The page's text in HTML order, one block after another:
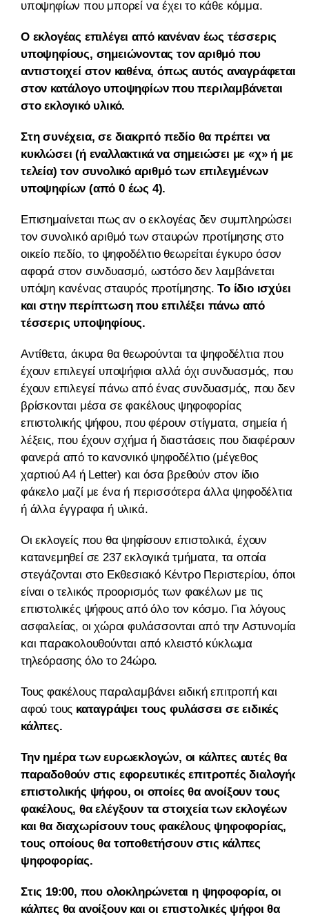
υποψηφίων που μπορεί να έχει το κάθε κόμμα.
Ο εκλογέας επιλέγει από κανέναν έως τέσσερις
υποψηφίους, σημειώνοντας τον αριθμό που
αντιστοιχεί στον καθένα, όπως αυτός αναγράφεται
στον κατάλογο υποψηφίων που περιλαμβάνεται
στο εκλογικό υλικό.
Στη συνέχεια, σε διακριτό πεδίο θα πρέπει να
κυκλώσει (ή εναλλακτικά να σημειώσει με «χ» ή με
τελεία) τον συνολικό αριθμό των επιλεγμένων
υποψηφίων (από 0 έως 4).
Επισημαίνεται πως αν ο εκλογέας δεν συμπληρώσει
τον συνολικό αριθμό των σταυρών προτίμησης στο
οικείο πεδίο, το ψηφοδέλτιο θεωρείται έγκυρο όσον
αφορά στον συνδυασμό, ωστόσο δεν λαμβάνεται
υπόψη κανένας σταυρός προτίμησης. Το ίδιο ισχύει
και στην περίπτωση που επιλέξει πάνω από
τέσσερις υποψηφίους.
Αντίθετα, άκυρα θα θεωρούνται τα ψηφοδέλτια που
έχουν επιλεγεί υποψήφιοι αλλά όχι συνδυασμός, που
έχουν επιλεγεί πάνω από ένας συνδυασμός, που δεν
βρίσκονται μέσα σε φακέλους ψηφοφορίας
επιστολικής ψήφου, που φέρουν στίγματα, σημεία ή
λέξεις, που έχουν σχήμα ή διαστάσεις που διαφέρουν
φανερά από το κανονικό ψηφοδέλτιο (μέγεθος
χαρτιού Α4 ή Letter) και όσα βρεθούν στον ίδιο
φάκελο μαζί με ένα ή περισσότερα άλλα ψηφοδέλτια
ή άλλα έγγραφα ή υλικά.
Οι εκλογείς που θα ψηφίσουν επιστολικά, έχουν
κατανεμηθεί σε 237 εκλογικά τμήματα, τα οποία
στεγάζονται στο Εκθεσιακό Κέντρο Περιστερίου, όπου
είναι ο τελικός προορισμός των φακέλων με τις
επιστολικές ψήφους από όλο τον κόσμο. Για λόγους
ασφαλείας, οι χώροι φυλάσσονται από την Αστυνομία
και παρακολουθούνται από κλειστό κύκλωμα
τηλεόρασης όλο το 24ώρο.
Τους φακέλους παραλαμβάνει ειδική επιτροπή και
αφού τους καταγράψει τους φυλάσσει σε ειδικές
κάλπες.
Την ημέρα των ευρωεκλογών, οι κάλπες αυτές θα
παραδοθούν στις εφορευτικές επιτροπές διαλογής
επιστολικής ψήφου, οι οποίες θα ανοίξουν τους
φακέλους, θα ελέγξουν τα στοιχεία των εκλογέων
και θα διαχωρίσουν τους φακέλους ψηφοφορίας,
τους οποίους θα τοποθετήσουν στις κάλπες
ψηφοφορίας.
Στις 19:00, που ολοκληρώνεται η ψηφοφορία, οι
κάλπες θα ανοίξουν και οι επιστολικές ψήφοι θα